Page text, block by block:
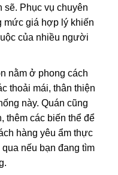
sẽ. Phục vụ chuyên
mức giá hợp lý khiến
của nhiều người
nằm ở phong cách
thoải mái, thân thiện
này. Quán cũng
thêm các biến thể để
hàng yêu ẩm thực
nếu bạn đang tìm